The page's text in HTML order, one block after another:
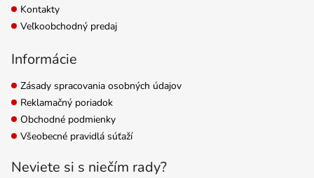
Kontakty
Veľkoobchodný predaj
Informácie
Zásady spracovania osobných údajov
Reklamačný poriadok
Obchodné podmienky
Všeobecné pravidlá súťaží
Neviete si s niečím rady?